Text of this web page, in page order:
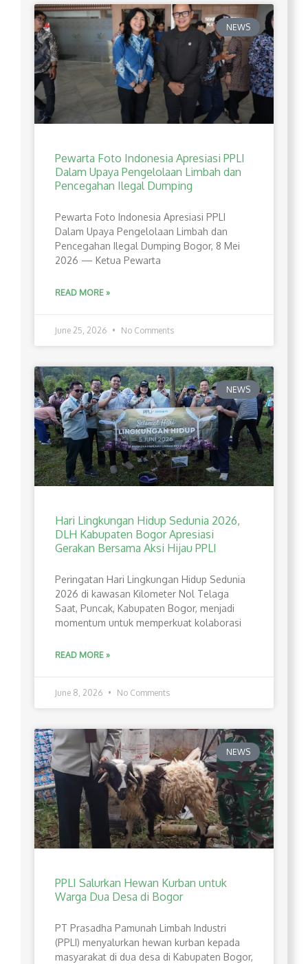
NEWS
Pewarta Foto Indonesia Apresiasi PPLI
Dalam Upaya Pengelolaan Limbah dan
Pencegahan Ilegal Dumping
Pewarta Foto Indonesia Apresiasi PPLI
Dalam Upaya Pengelolaan Limbah dan
Pencegahan Ilegal Dumping Bogor, 8 Mei
2026 — Ketua Pewarta
READ MORE »
June 25, 2026 No Comments
NEWS
Hari Lingkungan Hidup Sedunia 2026,
DLH Kabupaten Bogor Apresiasi
Gerakan Bersama Aksi Hijau PPLI
Peringatan Hari Lingkungan Hidup Sedunia
2026 di kawasan Kilometer Nol Telaga
Saat, Puncak, Kabupaten Bogor, menjadi
momentum untuk memperkuat kolaborasi
READ MORE »
June 8, 2026 No Comments
NEWS
PPLI Salurkan Hewan Kurban untuk
Warga Dua Desa di Bogor
PT Prasadha Pamunah Limbah Industri
(PPLI) menyalurkan hewan kurban kepada
masyarakat di dua desa di Kabupaten Bogor,